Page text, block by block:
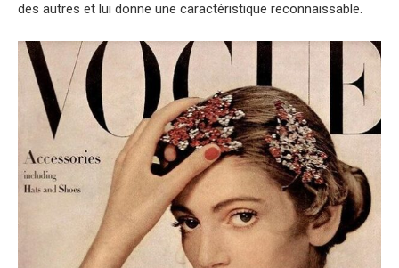
des autres et lui donne une caractéristique reconnaissable.